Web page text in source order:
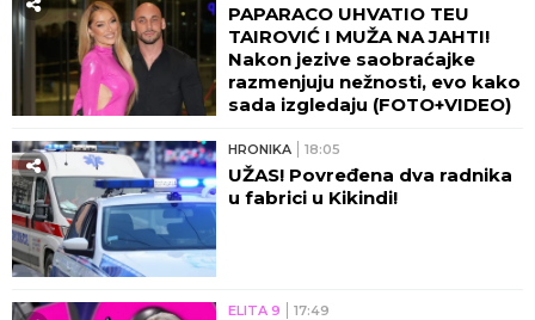
PAPARACO UHVATIO TEU
TAIROVIĆ I MUŽA NA JAHTI!
Nakon jezive saobraćajke
razmenjuju nežnosti, evo kako
sada izgledaju (FOTO+VIDEO)
HRONIKA 18:05
UŽAS! Povređena dva radnika
u fabrici u Kikindi!
ELITA 9 17:49